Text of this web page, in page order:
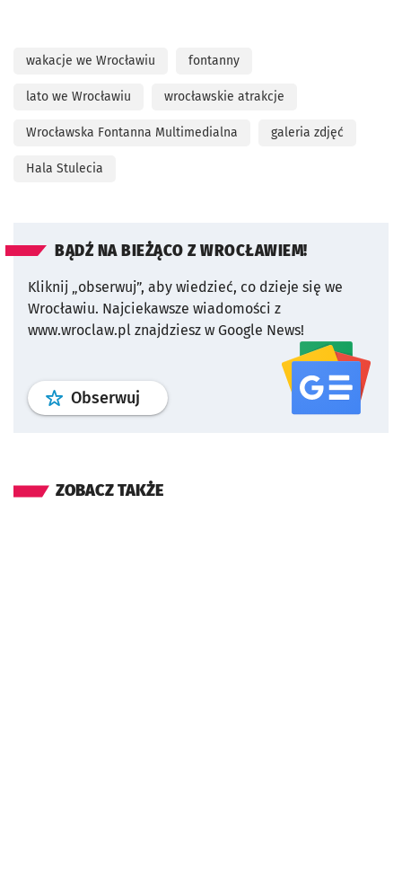
wakacje we Wrocławiu fontanny
lato we Wrocławiu wrocławskie atrakcje
Wrocławska Fontanna Multimedialna galeria zdjęć
Hala Stulecia
BĄDŹ NA BIEŻĄCO Z WROCŁAWIEM!
Kliknij „obserwuj”, aby wiedzieć, co dzieje się we
Wrocławiu. Najciekawsze wiadomości z
www.wroclaw.pl znajdziesz w Google News!
Obserwuj profil serwisu
ZOBACZ TAKŻE